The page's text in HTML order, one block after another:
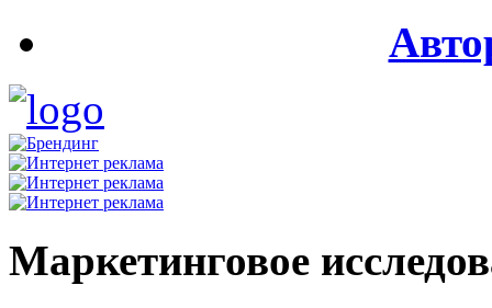
Маркетинговое